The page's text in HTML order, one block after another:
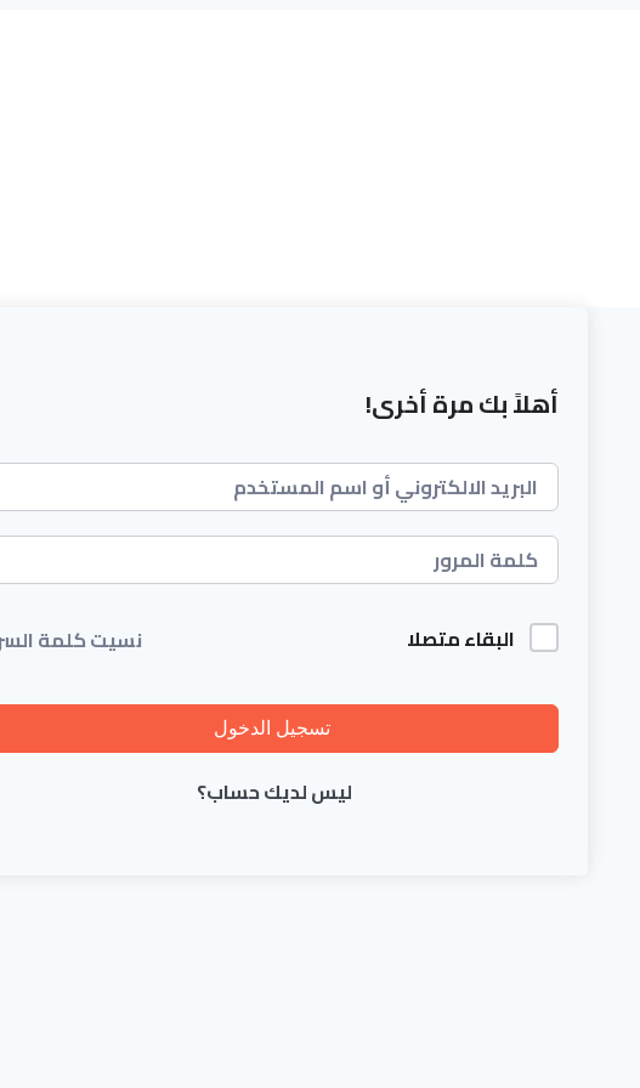
أهلاً بك مرة أخرى!
البقاء متصلا نسيت كلمة
تسجيل الدخول
ليس لديك حساب؟